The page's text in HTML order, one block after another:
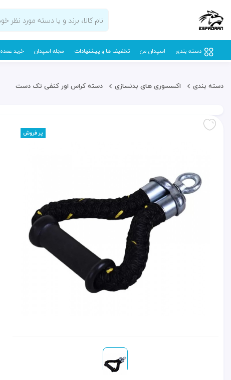
دسته بندی اسپدان من تخفیف ها و پیشنهادات مجله اسپدان خرید عمده
دسته بندی اکسسوری های بدنسازی دسته کراس اور کنفی تک دست
پر فروش